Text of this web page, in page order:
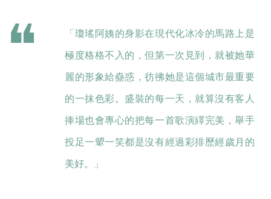
「瓊瑤阿姨的身影在現代化冰冷的馬路上是
極度格格不入的，但第一次見到，就被她華
麗的形象給蠱惑，彷彿她是這個城市最重要
的一抹色彩。盛裝的每一天，就算沒有客人
捧場也會專心的把每一首歌演繹完美，舉手
投足一顰一笑都是沒有經過彩排歷經歲月的
美好。」